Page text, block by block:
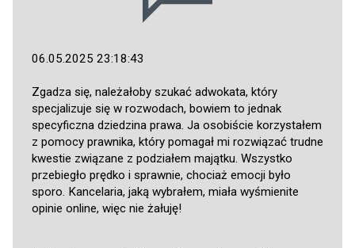
06.05.2025 23:18:43
Zgadza się, należałoby szukać adwokata, który
specjalizuje się w rozwodach, bowiem to jednak
specyficzna dziedzina prawa. Ja osobiście korzystałem
z pomocy prawnika, który pomagał mi rozwiązać trudne
kwestie związane z podziałem majątku. Wszystko
przebiegło prędko i sprawnie, chociaż emocji było
sporo. Kancelaria, jaką wybrałem, miała wyśmienite
opinie online, więc nie żałuję!